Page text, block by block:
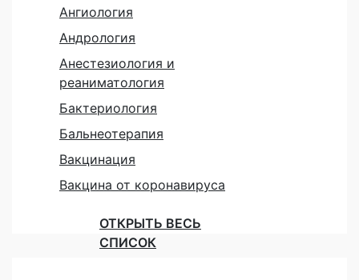
Ангиология
Андрология
Анестезиология и
реаниматология
Бактериология
Бальнеотерапия
Вакцинация
Вакцина от коронавируса
ОТКРЫТЬ ВЕСЬ
СПИСОК